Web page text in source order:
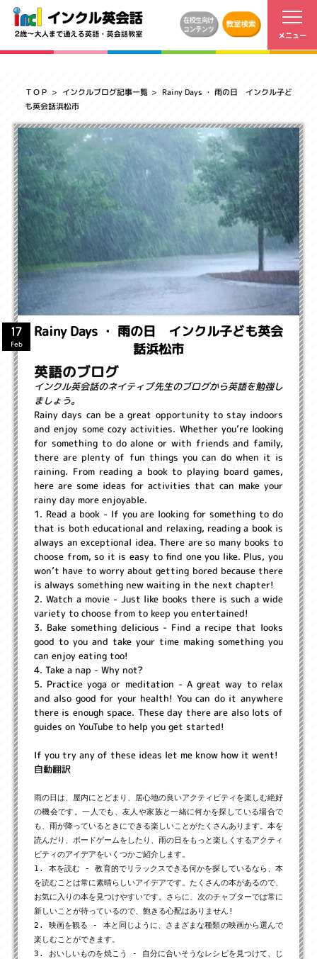
ＴＯＰ インクルブログ記事一覧 Rainy Days ・ 雨の日 インクル子ど
も英会話浜松市
Rainy Days ・ 雨の日 インクル子ども英会
話浜松市
17
Feb
英語のブログ
インクル英会話のネイティブ先生のブログから英語を勉強し
ましょう。
Rainy days can be a great opportunity to stay indoors
and enjoy some cozy activities. Whether you’re looking
for something to do alone or with friends and family,
there are plenty of fun things you can do when it is
raining. From reading a book to playing board games,
here are some ideas for activities that can make your
rainy day more enjoyable.
1. Read a book - If you are looking for something to do
that is both educational and relaxing, reading a book is
always an exceptional idea. There are so many books to
choose from, so it is easy to find one you like. Plus, you
won’t have to worry about getting bored because there
is always something new waiting in the next chapter!
2. Watch a movie - Just like books there is such a wide
variety to choose from to keep you entertained!
3. Bake something delicious - Find a recipe that looks
good to you and take your time making something you
can enjoy eating too!
4. Take a nap - Why not?
5. Practice yoga or meditation - A great way to relax
and also good for your health! You can do it anywhere
there is enough space. These day there are also lots of
guides on YouTube to help you get started!
If you try any of these ideas let me know how it went!
自動翻訳
雨の日は、屋内にとどまり、居心地の良いアクティビティを楽しむ絶好
の機会です。一人でも、友人や家族と一緒に何かを探している場合で
も、雨が降っているときにできる楽しいことがたくさんあります。本を
読んだり、ボードゲームをしたり、雨の日をもっと楽しくするアクティ
ビティのアイデアをいくつかご紹介します。
1. 本を読む - 教育的でリラックスできる何かを探しているなら、本
を読むことは常に素晴らしいアイデアです。たくさんの本があるので、
お気に入りの本を見つけやすいです。さらに、次のチャプターでは常に
新しいことが待っているので、飽きる心配はありません!
2. 映画を観る - 本と同じように、さまざまな種類の映画から選んで
楽しむことができます。
3. おいしいものを焼こう - 自分に合いそうなレシピを見つけて、じ